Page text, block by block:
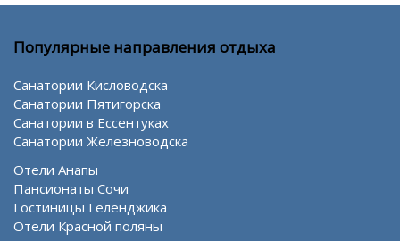
Популярные направления отдыха
Санатории Кисловодска
Санатории Пятигорска
Санатории в Ессентуках
Санатории Железноводска
Отели Анапы
Пансионаты Сочи
Гостиницы Геленджика
Отели Красной поляны